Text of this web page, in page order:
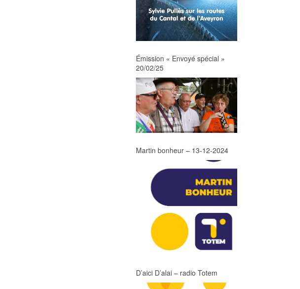
Émission « Envoyé spécial »
20/02/25
Martin bonheur – 13-12-2024
D’aici D’alai – radio Totem